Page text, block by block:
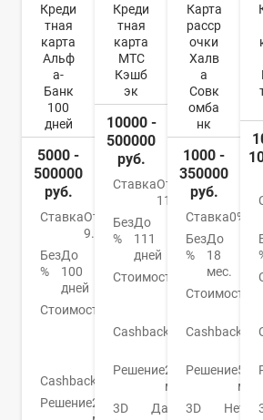
Креди
тная
карта
Альф
а-
Банк
100
дней
5000 -
500000
руб.
СтавкаОт
9.9%
Без
%
До
100
дней
Стоимость
590
Cashback
Решение2
Креди
тная
карта
МТС
Кэшб
эк
10000 -
500000
руб.
СтавкаОт
11,9%
Без
%
До
111
дней
Стоимость
Cashback
Решение2
мин.
3D
Да
Карта
расср
очки
Халв
а
Совк
омба
нк
1000 -
350000
руб.
Ставка0%
Без
%
До
18
мес.
Стоимость
Cashback
До
Решение5
мин.
3D
Нет